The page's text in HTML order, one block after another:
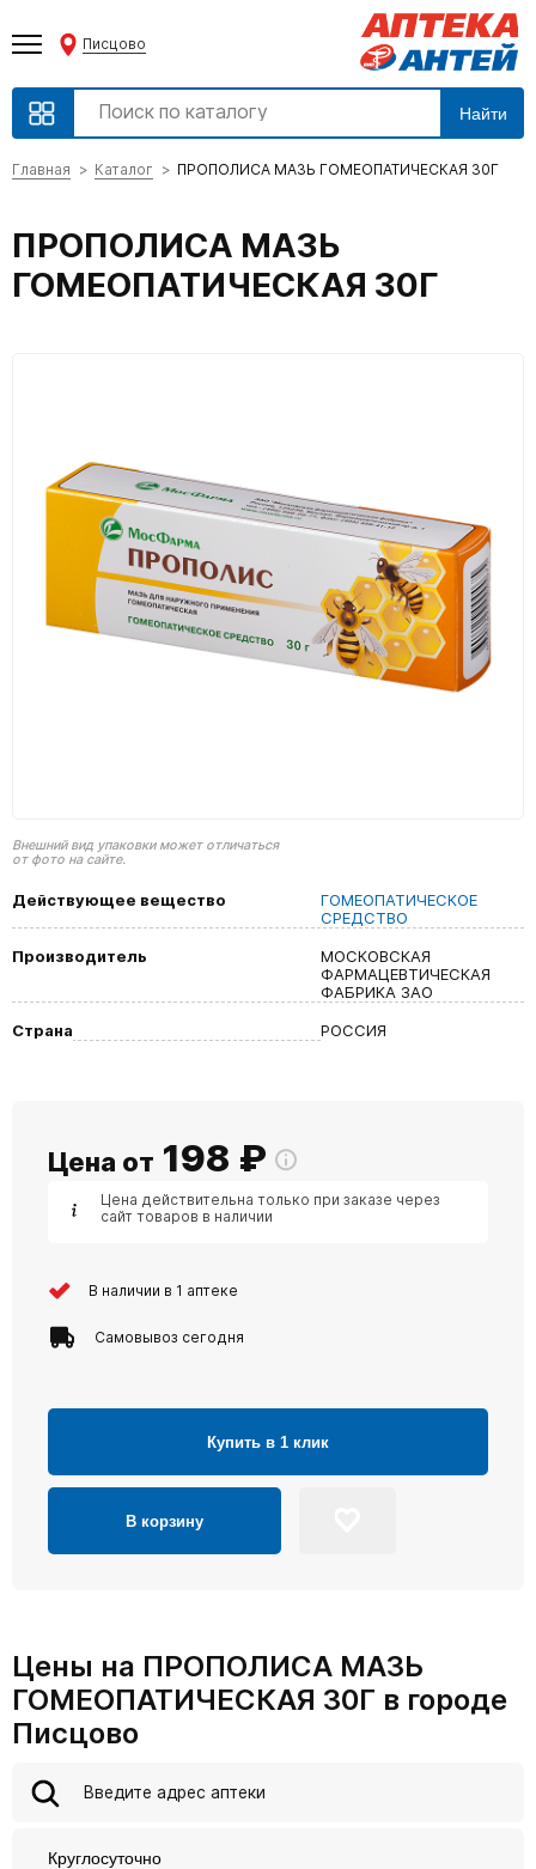
Писцово
Найти
Главная Каталог ПРОПОЛИСА МАЗЬ ГОМЕОПАТИЧЕСКАЯ 30Г
ПРОПОЛИСА МАЗЬ
ГОМЕОПАТИЧЕСКАЯ 30Г
Внешний вид упаковки может отличаться
от фото на сайте.
Действующее вещество
ГОМЕОПАТИЧЕСКОЕ
СРЕДСТВО
Производитель
МОСКОВСКАЯ
ФАРМАЦЕВТИЧЕСКАЯ
ФАБРИКА ЗАО
Страна
РОССИЯ
Цена от 198 ₽
Цена действительна только при заказе через
сайт товаров в наличии
В наличии в 1 аптеке
Самовывоз сегодня
Купить в 1 клик
В корзину
Цены на ПРОПОЛИСА МАЗЬ
ГОМЕОПАТИЧЕСКАЯ 30Г в городе
Писцово
Круглосуточно